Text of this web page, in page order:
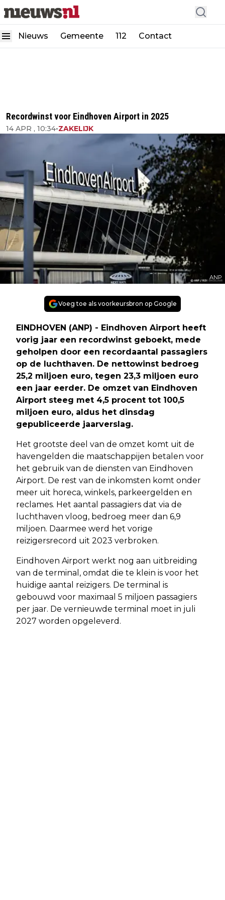
Nieuws Gemeente 112 Contact
Recordwinst voor Eindhoven Airport in 2025
14 APR , 10:34•ZAKELIJK
ANP
Voeg toe als voorkeursbron op Google
EINDHOVEN (ANP) - Eindhoven Airport heeft
vorig jaar een recordwinst geboekt, mede
geholpen door een recordaantal passagiers
op de luchthaven. De nettowinst bedroeg
25,2 miljoen euro, tegen 23,3 miljoen euro
een jaar eerder. De omzet van Eindhoven
Airport steeg met 4,5 procent tot 100,5
miljoen euro, aldus het dinsdag
gepubliceerde jaarverslag.
Het grootste deel van de omzet komt uit de
havengelden die maatschappijen betalen voor
het gebruik van de diensten van Eindhoven
Airport. De rest van de inkomsten komt onder
meer uit horeca, winkels, parkeergelden en
reclames. Het aantal passagiers dat via de
luchthaven vloog, bedroeg meer dan 6,9
miljoen. Daarmee werd het vorige
reizigersrecord uit 2023 verbroken.
Eindhoven Airport werkt nog aan uitbreiding
van de terminal, omdat die te klein is voor het
huidige aantal reizigers. De terminal is
gebouwd voor maximaal 5 miljoen passagiers
per jaar. De vernieuwde terminal moet in juli
2027 worden opgeleverd.